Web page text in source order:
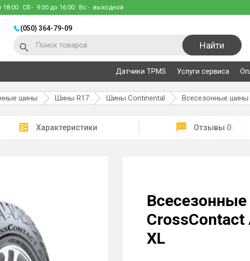
18:00 Сб - 9:00 до 16:00 Вс - выходной
(050) 364-79-09
Найти
Датчики TPMS Услуги сервиса
шины Шины R17 Шины Continental Всесезонные шины
Характеристики Отзывы 0
CrossContact
XL